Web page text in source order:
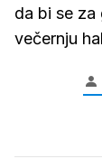
da bi se za
večernju